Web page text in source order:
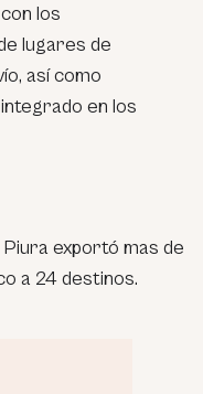
los
lugares de
así como
en los
exportó mas de
a 24 destinos.